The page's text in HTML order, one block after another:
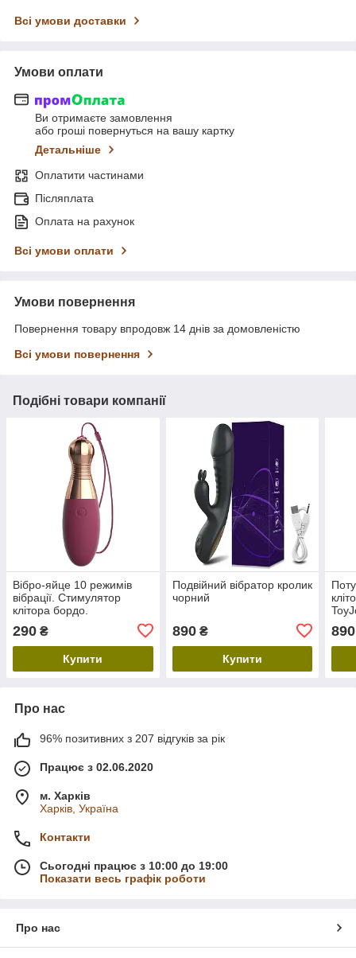
Всі умови доставки
Умови оплати
Ви отримаєте замовлення
або гроші повернуться на вашу картку
Детальніше
Оплатити частинами
Післяплата
Оплата на рахунок
Всі умови оплати
Умови повернення
Повернення товару впродовж 14 днів за домовленістю
Всі умови повернення
Подібні товари компанії
Вібро-яйце 10 режимів
вібрації. Стимулятор
клітора бордо.
290 ₴
Купити
Подвійний вібратор кролик
чорний
890₴
Купити
890
Про нас
96% позитивних з 207 відгуків за рік
Працює з 02.06.2020
м. Харків
Харків, Україна
Контакти
Сьогодні працює з 10:00 до 19:00
Показати весь графік роботи
Про нас